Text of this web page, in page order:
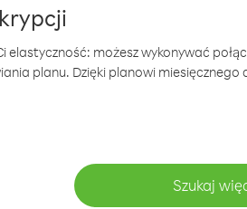
elastyczność: możesz wykonywać
planu. Dzięki planowi
Szukaj